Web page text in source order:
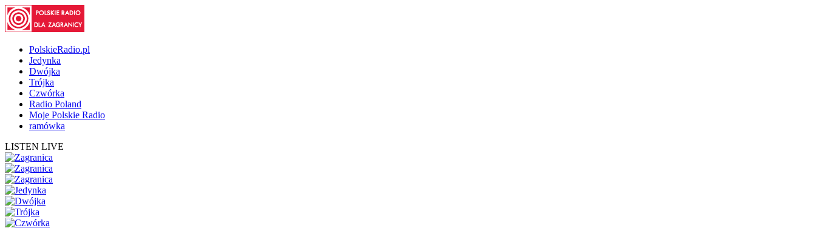
PolskieRadio.pl
Jedynka
Dwójka
Trójka
Czwórka
Radio Poland
Moje Polskie Radio
ramówka
LISTEN LIVE